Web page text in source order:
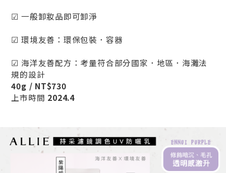
☑ 一般卸妝品即可卸淨
☑ 環境友善：環保包裝．容器
☑ 海洋友善配方：考量符合部分國家．地區．海灘法
規的設計
40g / NT$730
上市時間 2024.4